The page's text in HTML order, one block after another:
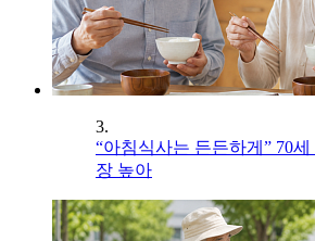
3.
“아침식사는 든든하게” 70
장 높아